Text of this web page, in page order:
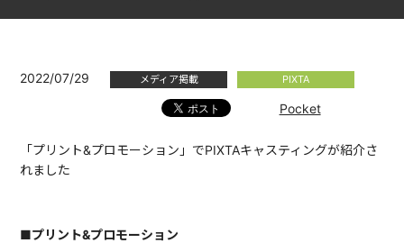
2022/07/29 メディア掲載 PIXTA
Pocket
「プリント&プロモーション」でPIXTAキャスティングが紹介さ
れました
■プリント&プロモーション